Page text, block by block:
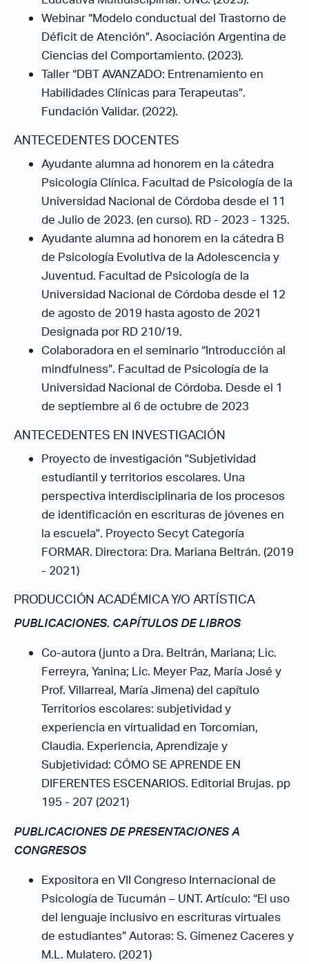
Webinar “Modelo conductual del Trastorno de
Déficit de Atención”. Asociación Argentina de
Ciencias del Comportamiento. (2023).
Taller “DBT AVANZADO: Entrenamiento en
Habilidades Clínicas para Terapeutas”.
Fundación Validar. (2022).
ANTECEDENTES DOCENTES
Ayudante alumna ad honorem en la cátedra
Psicología Clínica. Facultad de Psicología de la
Universidad Nacional de Córdoba desde el 11
de Julio de 2023. (en curso). RD - 2023 - 1325.
Ayudante alumna ad honorem en la cátedra B
de Psicología Evolutiva de la Adolescencia y
Juventud. Facultad de Psicología de la
Universidad Nacional de Córdoba desde el 12
de agosto de 2019 hasta agosto de 2021
Designada por RD 210/19.
Colaboradora en el seminario “Introducción al
mindfulness”. Facultad de Psicología de la
Universidad Nacional de Córdoba. Desde el 1
de septiembre al 6 de octubre de 2023
ANTECEDENTES EN INVESTIGACIÓN
Proyecto de investigación "Subjetividad
estudiantil y territorios escolares. Una
perspectiva interdisciplinaria de los procesos
de identificación en escrituras de jóvenes en
la escuela". Proyecto Secyt Categoría
FORMAR. Directora: Dra. Mariana Beltrán. (2019
- 2021)
PRODUCCIÓN ACADÉMICA Y/O ARTÍSTICA
PUBLICACIONES. CAPÍTULOS DE LIBROS
Co-autora (junto a Dra. Beltrán, Mariana; Lic.
Ferreyra, Yanina; Lic. Meyer Paz, María José y
Prof. Villarreal, María Jimena) del capítulo
Territorios escolares: subjetividad y
experiencia en virtualidad en Torcomian,
Claudia. Experiencia, Aprendizaje y
Subjetividad: CÓMO SE APRENDE EN
DIFERENTES ESCENARIOS. Editorial Brujas. pp
195 - 207 (2021)
PUBLICACIONES DE PRESENTACIONES A
CONGRESOS
Expositora en VII Congreso Internacional de
Psicología de Tucumán – UNT. Artículo: “El uso
del lenguaje inclusivo en escrituras virtuales
de estudiantes” Autoras: S. Gimenez Caceres y
M.L. Mulatero. (2021)